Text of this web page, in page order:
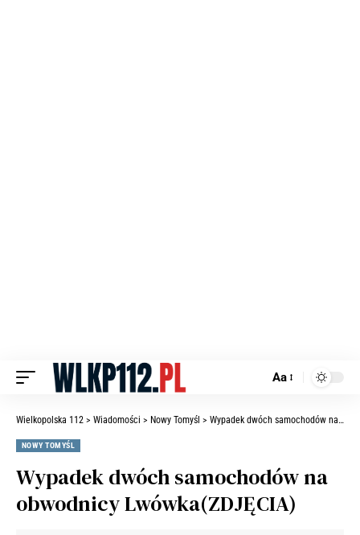
Aa
Wielkopolska 112 > Wiadomości > Nowy Tomyśl > Wypadek dwóch samochodów na obwodnicy Lwówka(ZDJĘCIA)
NOWY TOMYŚL
Wypadek dwóch samochodów na
obwodnicy Lwówka(ZDJĘCIA)